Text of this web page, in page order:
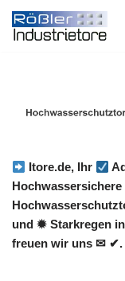
Zum
Itore.de, Ihr
und ✹ Starkregen
freuen wir uns ✉ ✔.